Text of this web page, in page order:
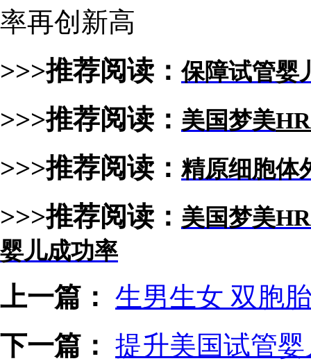
率再创新高
>>>推荐阅读：保障试管
>>>推荐阅读： 美国梦美
>>>推荐阅读：精原细胞体
>>>推荐阅读： 美国梦美
婴儿成功率
上一篇： 生男生女 双胞
下一篇： 提升美国试管